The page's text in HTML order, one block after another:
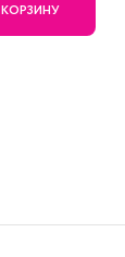
КОРЗИНУ